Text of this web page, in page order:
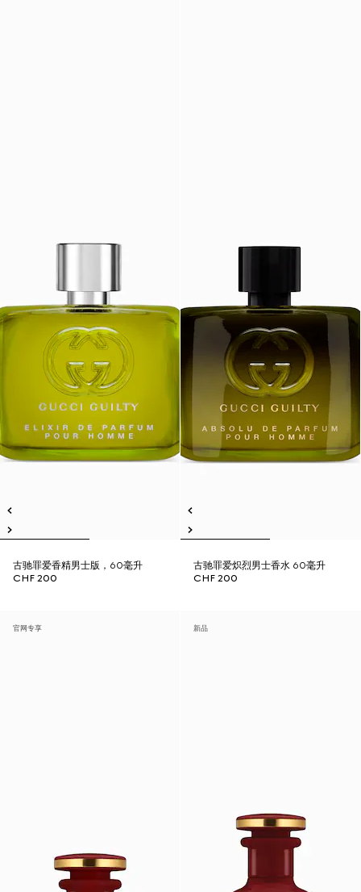
古驰罪爱香精男士版，60毫升
CHF 200
古驰罪爱炽烈男士香水 60毫升
CHF 200
官网专享 新品